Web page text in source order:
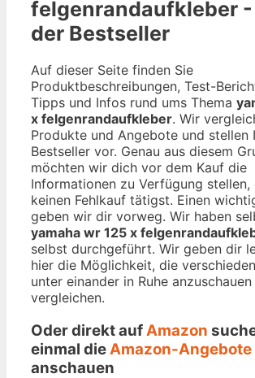
felgenrandaufkleber -
der Bestseller
Auf dieser Seite finden Sie
Produktbeschreibungen, Test-
Tipps und Infos rund ums Thema
x felgenrandaufkleber. Wir
Produkte und Angebote und stellen
Bestseller vor. Genau aus diesem
möchten wir dich vor dem Kauf die
Informationen zu Verfügung stellen,
keinen Fehlkauf tätigst. Einen
geben wir dir vorweg. Wir haben
yamaha wr 125 x
selbst durchgeführt. Wir geben dir
hier die Möglichkeit, die
unter einander in Ruhe
vergleichen.
Oder direkt aufAmazon
einmal dieAmazon-Angebote
anschauen